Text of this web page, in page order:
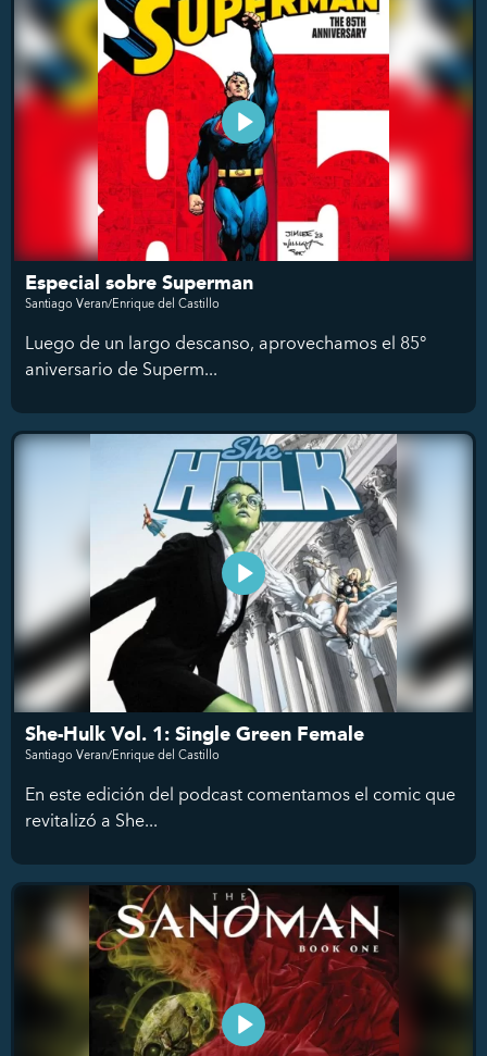
Especial sobre Superman
Santiago Veran/Enrique del Castillo
Luego de un largo descanso, aprovechamos el 85°
aniversario de Superm...
She-Hulk Vol. 1: Single Green Female
Santiago Veran/Enrique del Castillo
En este edición del podcast comentamos el comic que
revitalizó a She...